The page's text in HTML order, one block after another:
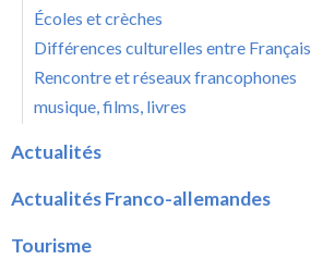
Écoles et crèches
Différences culturelles entre
Rencontre et réseaux francophones
musique, films, livres
Actualités
Actualités Franco-allemandes
Tourisme